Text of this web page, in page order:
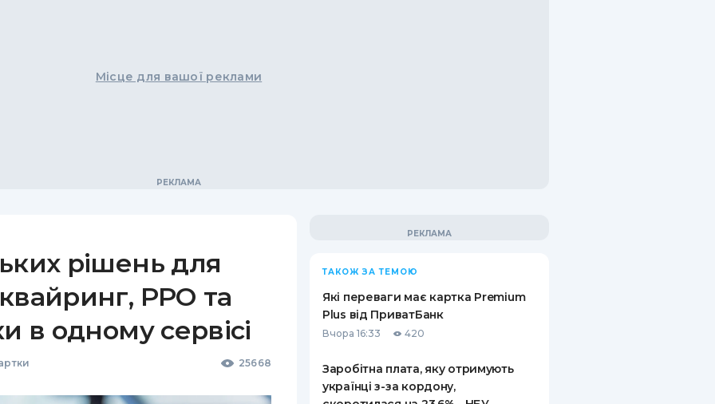
Місце для вашої реклами
рішень для
РРО та
в одному сервісі
25668
ТАКОЖ ЗА ТЕМОЮ
Які переваги має картка Premium
Plus від ПриватБанк
Вчора 16:33 420
Заробітна плата, яку отримують
українці з-за кордону,